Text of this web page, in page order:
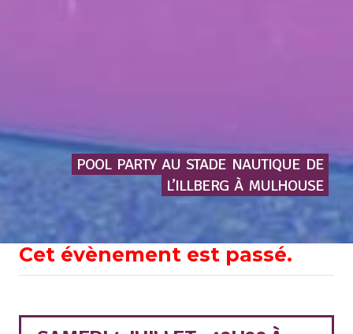
POOL PARTY AU STADE NAUTIQUE DE
L’ILLBERG À MULHOUSE
Cet évènement est passé.